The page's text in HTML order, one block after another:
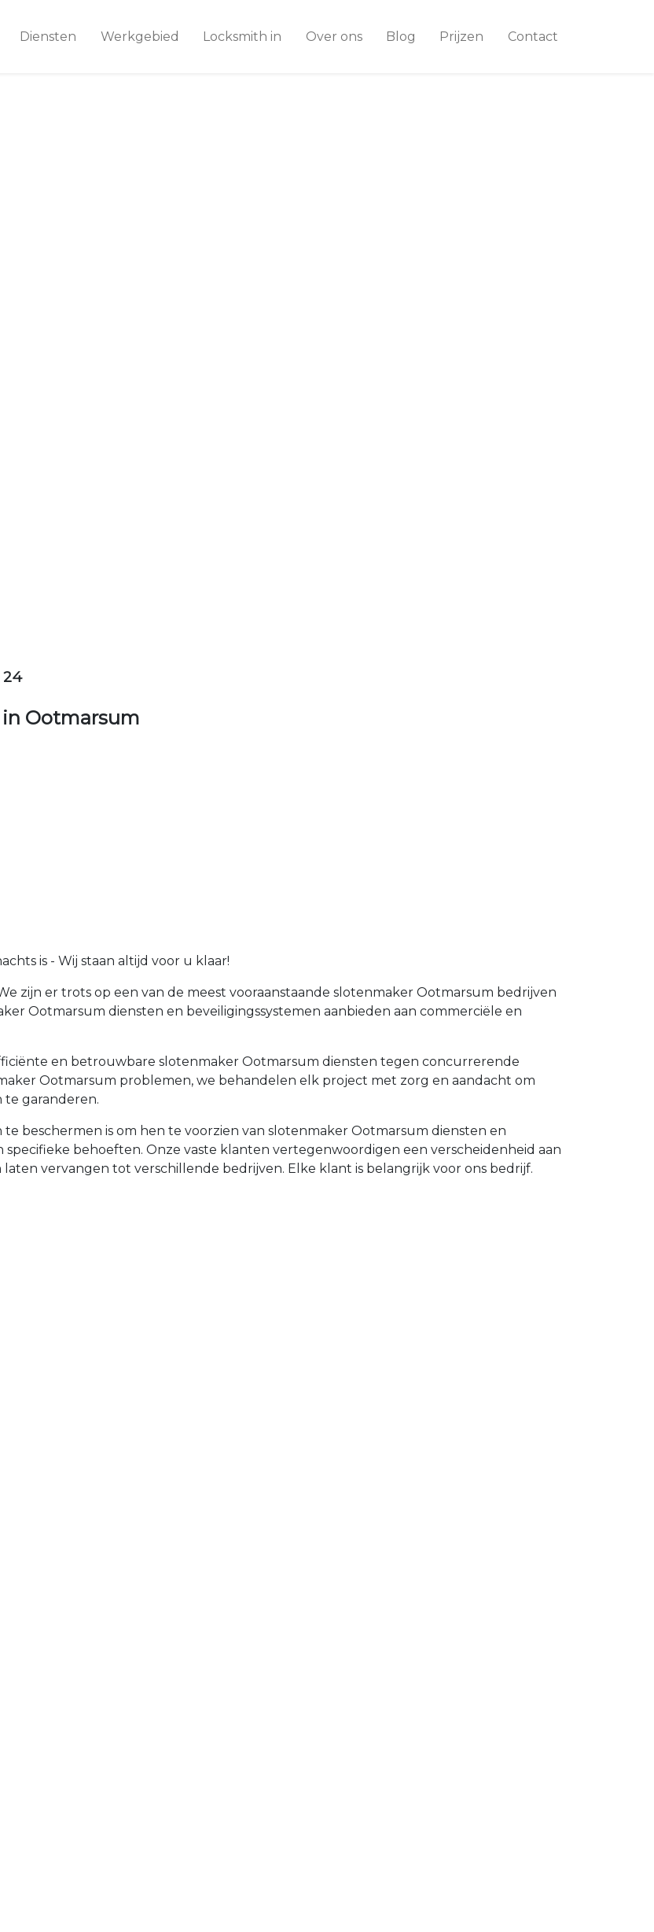
Diensten Werkgebied Locksmith in Over ons Blog Prijzen Contact
24
Ootmarsum
is - Wij staan altijd voor u klaar!
zijn er trots op een van de meest vooraanstaande slotenmaker Ootmarsum bedrijven
Ootmarsum diensten en beveiligingssystemen aanbieden aan commerciële en
en betrouwbare slotenmaker Ootmarsum diensten tegen concurrerende
Ootmarsum problemen, we behandelen elk project met zorg en aandacht om
garanderen.
beschermen is om hen te voorzien van slotenmaker Ootmarsum diensten en
behoeften. Onze vaste klanten vertegenwoordigen een verscheidenheid aan
vervangen tot verschillende bedrijven. Elke klant is belangrijk voor ons bedrijf.